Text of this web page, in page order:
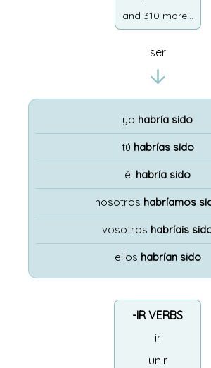
and 310 more...
ser
yo habría sido
tú habrías sido
él habría sido
nosotros habríamos
vosotros habríais
ellos habrían sido
-IR VERBS
ir
unir